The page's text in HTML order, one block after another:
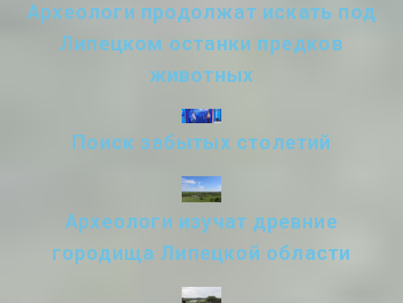
Археологи продолжат искать под
Липецком останки предков
животных
Поиск забытых столетий
Археологи изучат древние
городища Липецкой области